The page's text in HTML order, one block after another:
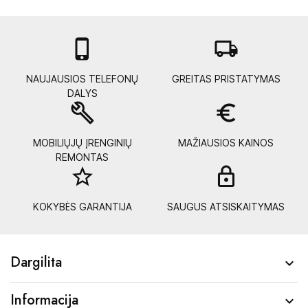

NAUJAUSIOS TELEFONŲ
DALYS
local_shipping
GREITAS PRISTATYMAS
build
MOBILIŲJŲ ĮRENGINIŲ
REMONTAS
euro_symbol
MAŽIAUSIOS KAINOS
star_border
KOKYBĖS GARANTIJA SAUGUS ATSISKAITYMAS
Dargilita 
Informacija 